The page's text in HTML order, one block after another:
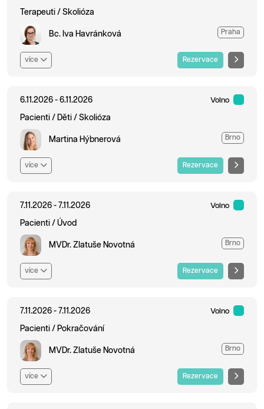
Terapeuti / Skolióza
Bc. Iva Havránková Praha
více Rezervace
6.11.2026 - 6.11.2026 Volno
Pacienti / Děti / Skolióza
Martina Hýbnerová Brno
více Rezervace
7.11.2026 - 7.11.2026 Volno
Pacienti / Úvod
MVDr. Zlatuše Novotná Brno
více Rezervace
7.11.2026 - 7.11.2026 Volno
Pacienti / Pokračování
MVDr. Zlatuše Novotná Brno
více Rezervace